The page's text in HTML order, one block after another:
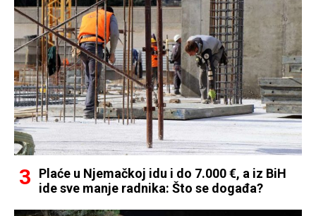
Plaće u Njemačkoj idu i do 7.000 €, a iz BiH
ide sve manje radnika: Što se događa?